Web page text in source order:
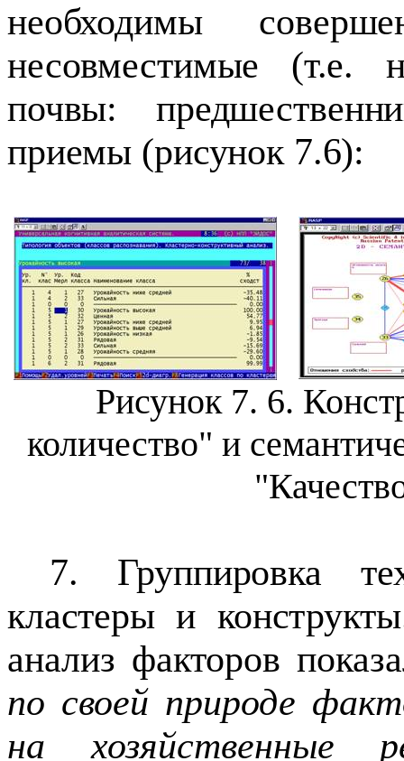
необходимы
несовместимые (т.е.
почвы:
приемы (рисунок 7.6):
Рисунок 7. 6.
количество" и
7. Группировка
кластеры и
анализ факторов
по своей природе
на хозяйственные